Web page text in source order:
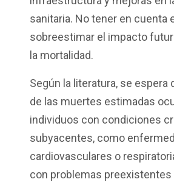
sanitaria. No tener en cuenta
sobreestimar el impacto
la mortalidad.
Según la literatura, se espera
de las muertes estimadas
individuos con condiciones
subyacentes, como
cardiovasculares o
con problemas preexistentes